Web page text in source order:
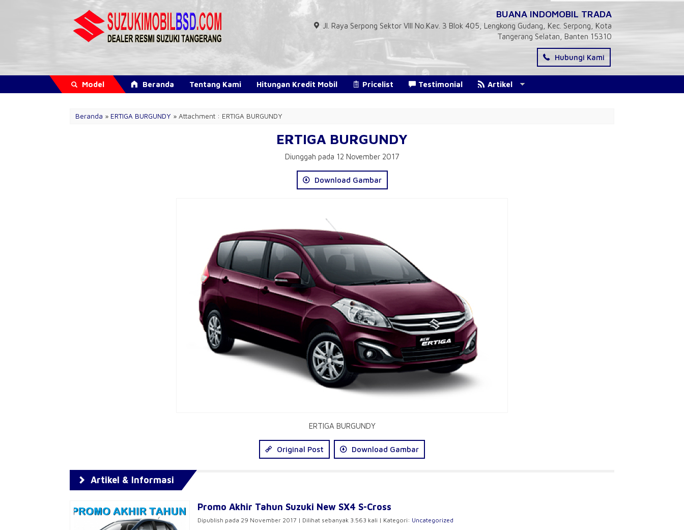
BUANA INDOMOBIL TRADA
Jl. Raya Serpong Sektor VIII No.Kav. 3 Blok 405, Lengkong Gudang, Kec. Serpong, Kota
Tangerang Selatan, Banten 15310
Hubungi Kami
Model Beranda Tentang Kami Hitungan Kredit Mobil Pricelist Testimonial Artikel
Beranda » ERTIGA BURGUNDY » Attachment : ERTIGA BURGUNDY
ERTIGA BURGUNDY
Diunggah pada 12 November 2017
Download Gambar
ERTIGA BURGUNDY
Original Post Download Gambar
Artikel & Informasi
Promo Akhir Tahun Suzuki New SX4 S-Cross
Dipublish pada 29 November 2017 | Dilihat sebanyak 3.563 kali | Kategori: Uncategorized